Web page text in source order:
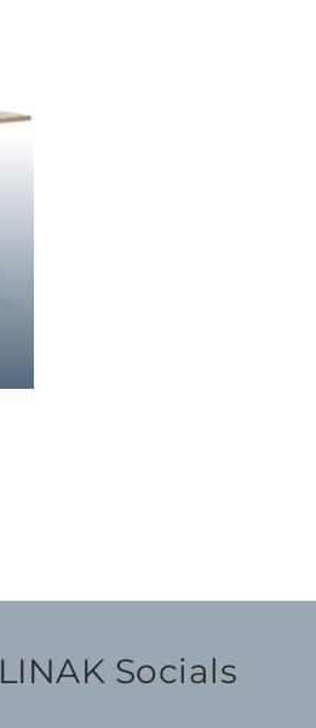
LINAK Socials